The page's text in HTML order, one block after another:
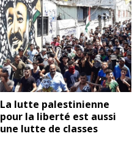
La lutte palestinienne
pour la liberté est aussi
une lutte de classes